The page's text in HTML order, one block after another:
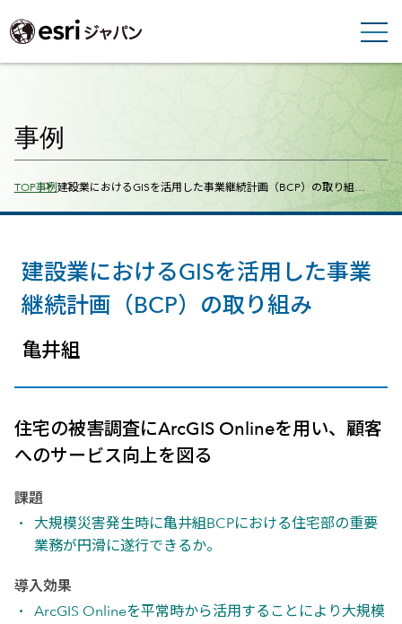
事例
Breadcrumbs
TOP事例建設業におけるGISを活用した事業継続計画（BCP）の取り組…
建設業におけるGISを活用した事業
継続計画（BCP）の取り組み
亀井組
住宅の被害調査にArcGIS Onlineを用い、顧客
へのサービス向上を図る
課題
大規模災害発生時に亀井組BCPにおける住宅部の重要
業務が円滑に遂行できるか。
導入効果
ArcGIS Onlineを平常時から活用することにより大規模